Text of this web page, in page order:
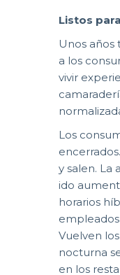
Listos
Unos años
a los
vivir
Los
y salen. La
ido
horarios
Vuelven
nocturna
en los